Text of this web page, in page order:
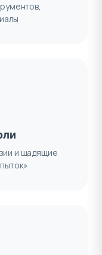
и щадящие